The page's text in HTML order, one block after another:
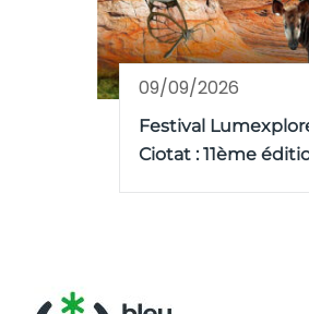
09/09/2026
Festival
Ciotat : 11ème